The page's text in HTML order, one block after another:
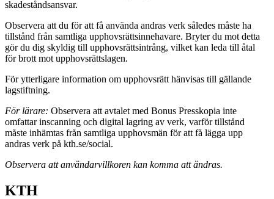
skadeståndsansvar.
Observera att du för att få använda andras verk således måste ha
tillstånd från samtliga upphovsrättsinnehavare. Bryter du mot detta
gör du dig skyldig till upphovsrättsintrång, vilket kan leda till åtal
för brott mot upphovsrättslagen.
För ytterligare information om upphovsrätt hänvisas till gällande
lagstiftning.
För lärare: Observera att avtalet med Bonus Presskopia inte
omfattar inscanning och digital lagring av verk, varför tillstånd
måste inhämtas från samtliga upphovsmän för att få lägga upp
andras verk på kth.se/social.
Observera att användarvillkoren kan komma att ändras.
KTH